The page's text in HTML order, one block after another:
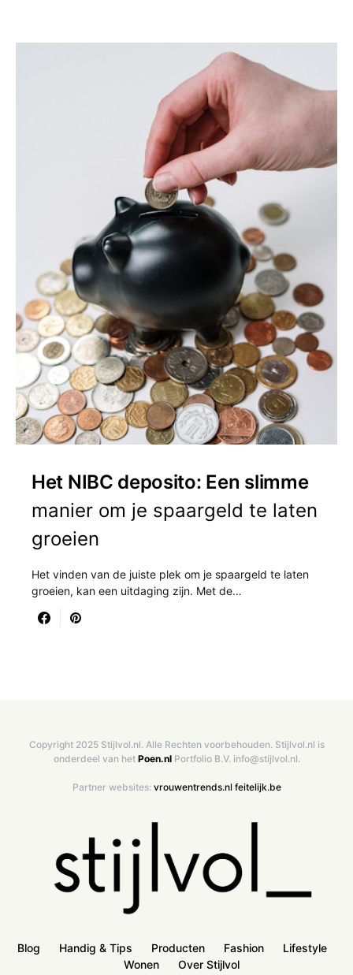
Het NIBC deposito: Een slimme
manier om je spaargeld te laten
groeien
Het vinden van de juiste plek om je spaargeld te laten
groeien, kan een uitdaging zijn. Met de…
Copyright 2025 Stijlvol.nl. Alle Rechten voorbehouden. Stijlvol.nl is
onderdeel van het Poen.nlPortfolio B.V. info@stijlvol.nl.
Partner websites: vrouwentrends.nl feitelijk.be
Blog Handig & Tips Producten Fashion
Lifestyle
Wonen
Over Stijlvol